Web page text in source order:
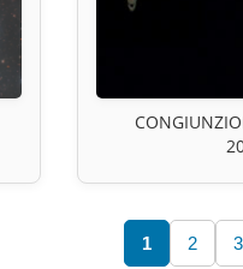
1 2 3